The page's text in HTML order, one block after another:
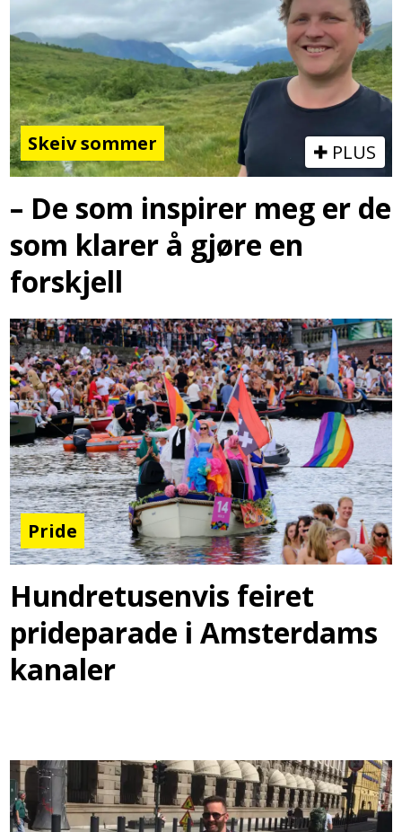
Skeiv sommer PLUS
– De som inspirer meg er de
som klarer å gjøre en
forskjell
Pride
Hundretusenvis feiret
prideparade i Amsterdams
kanaler